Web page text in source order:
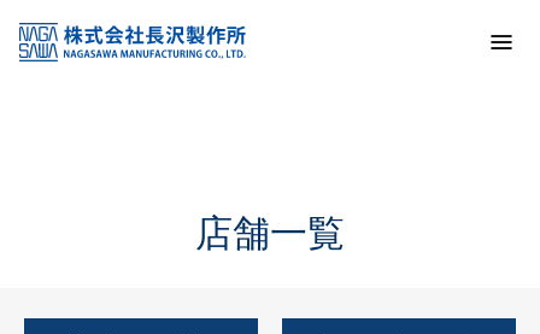
KSS加盟店・取扱店情報
店舗一覧
店舗一覧